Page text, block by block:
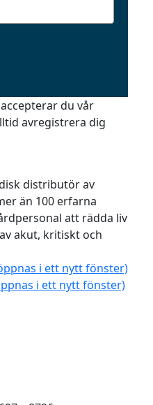
du vår
avregistrera dig
distributör av
än 100 erfarna
att rädda liv
akut, kritiskt och
i ett nytt fönster)
i ett nytt fönster)